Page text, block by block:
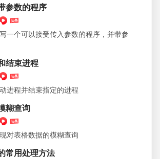
参数的程序
一个可以接受传入参数的程序，并带参
结束进程
进程并结束指定的进程
糊查询
对表格数据的模糊查询
常用处理方法